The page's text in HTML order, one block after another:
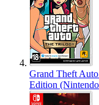
Grand Theft
Edition